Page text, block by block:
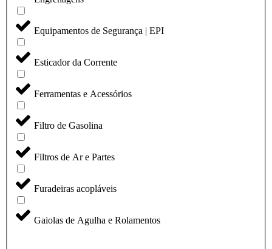
Equipamentos de Segurança | EPI
Esticador da Corrente
Ferramentas e Acessórios
Filtro de Gasolina
Filtros de Ar e Partes
Furadeiras acopláveis
Gaiolas de Agulha e Rolamentos